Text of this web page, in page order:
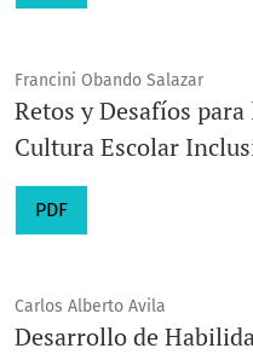
Francini Obando Salazar
Retos y Desafíos
Cultura Escolar
PDF
Carlos Alberto Avila
Desarrollo de